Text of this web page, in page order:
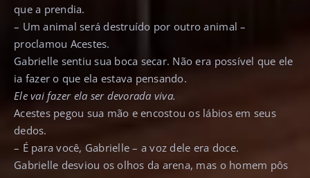
que a prendia.
– Um animal será destruído por outro animal –
proclamou Acestes.
Gabrielle sentiu sua boca secar. Não era possível que ele
ia fazer o que ela estava pensando.
Ele vai fazer ela ser devorada viva.
Acestes pegou sua mão e encostou os lábios em seus
dedos.
– É para você, Gabrielle – a voz dele era doce.
Gabrielle desviou os olhos da arena, mas o homem pôs